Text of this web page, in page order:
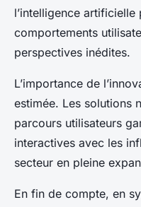
l’intelligence
comportements
perspectives inédites.
L’importance de
estimée. Les solutions
parcours utilisateurs
interactives avec les
secteur en pleine
En fin de compte, en